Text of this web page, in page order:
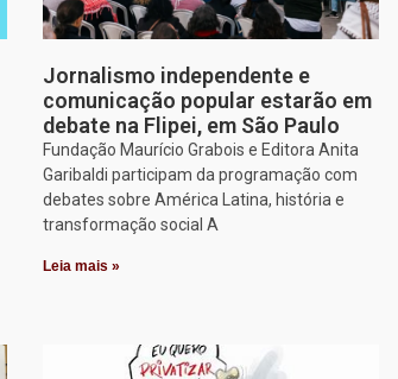
Jornalismo independente e
comunicação popular estarão em
debate na Flipei, em São Paulo
Fundação Maurício Grabois e Editora Anita
Garibaldi participam da programação com
debates sobre América Latina, história e
transformação social A
Leia mais »